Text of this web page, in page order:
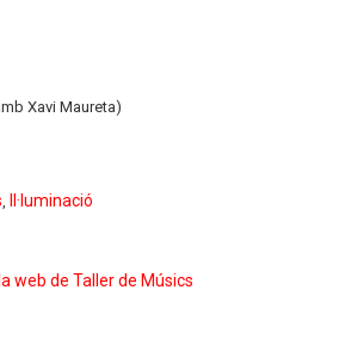
Xavi Maureta)
Il·luminació
web de Taller de Músics